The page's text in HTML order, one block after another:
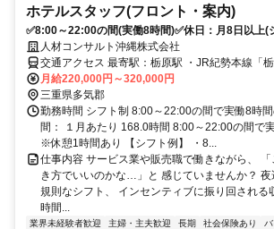
ホテルスタッフ(フロント・案内)
✅8:00～22:00の間(実働8時間)✅休日：月8日以上(シフト制)
キャリアチェンジ歓迎✨未経験OKのホテル運営ス
人材コンサルト沖縄株式会社
交通アクセス 最寄駅：栃原駅 ・JR紀勢本線「栃原」駅より車で約10
分 ・勢和多気ICから直結（車ですぐ） ・商業リ
「VISON（ヴィソン）」内 ・マイカー通勤OK（
月給220,000円～320,000円
三重県多気郡
勤務時間 シフト制 8:00～22:00の間で実働8時
間： １月あたり 168.0時間 8:00～22:00の間で
※休憩1時間あり 【シフト例】 ・8...
仕事内容 サービス業や販売職で働きながら、
き方でいいのかな…」と 感じていませんか？
規則なシフト、 インセンティブに振り回される
時間...
業界未経験者歓迎 主婦・主夫歓迎 長期 社会保険あり